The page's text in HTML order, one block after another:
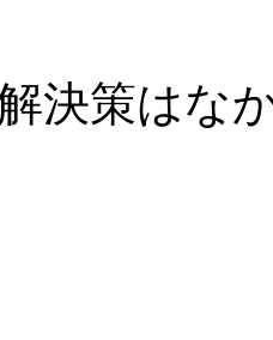
決策はな